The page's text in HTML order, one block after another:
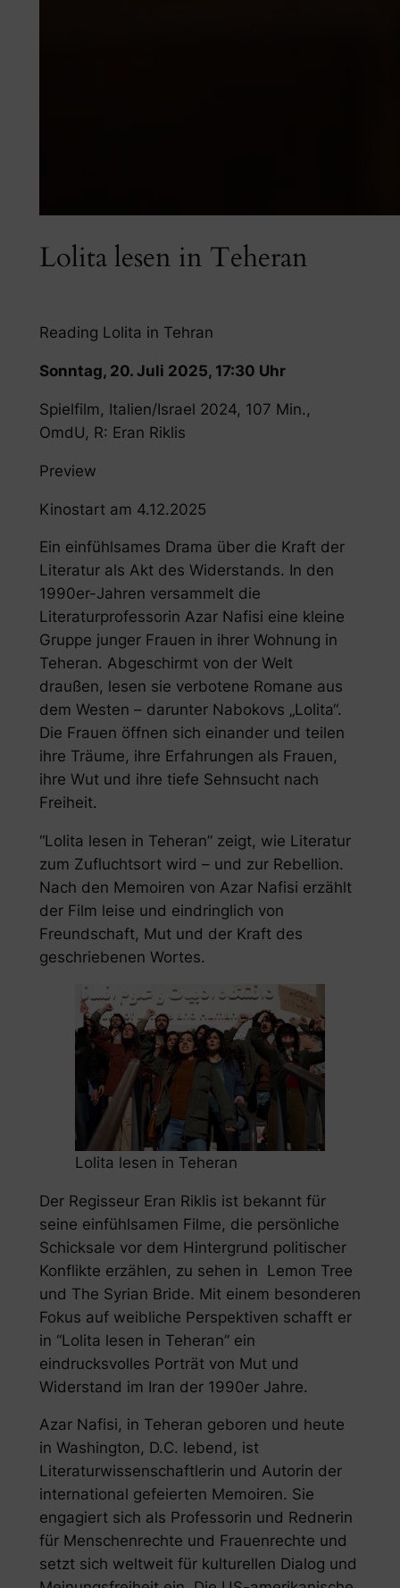
Lolita lesen in Teheran
Reading Lolita in Tehran
Sonntag, 20. Juli 2025, 17:30 Uhr
Spielfilm, Italien/Israel 2024, 107 Min.,
OmdU, R: Eran Riklis
Preview
Kinostart am 4.12.2025
Ein einfühlsames Drama über die Kraft der
Literatur als Akt des Widerstands. In den
1990er-Jahren versammelt die
Literaturprofessorin Azar Nafisi eine kleine
Gruppe junger Frauen in ihrer Wohnung in
Teheran. Abgeschirmt von der Welt
draußen, lesen sie verbotene Romane aus
dem Westen – darunter Nabokovs „Lolita“.
Die Frauen öffnen sich einander und teilen
ihre Träume, ihre Erfahrungen als Frauen,
ihre Wut und ihre tiefe Sehnsucht nach
Freiheit.
“Lolita lesen in Teheran” zeigt, wie Literatur
zum Zufluchtsort wird – und zur Rebellion.
Nach den Memoiren von Azar Nafisi erzählt
der Film leise und eindringlich von
Freundschaft, Mut und der Kraft des
geschriebenen Wortes.
Lolita lesen in Teheran
Der Regisseur Eran Riklis ist bekannt für
seine einfühlsamen Filme, die persönliche
Schicksale vor dem Hintergrund politischer
Konflikte erzählen, zu sehen in Lemon Tree
und The Syrian Bride. Mit einem besonderen
Fokus auf weibliche Perspektiven schafft er
in “Lolita lesen in Teheran” ein
eindrucksvolles Porträt von Mut und
Widerstand im Iran der 1990er Jahre.
Azar Nafisi, in Teheran geboren und heute
in Washington, D.C. lebend, ist
Literaturwissenschaftlerin und Autorin der
international gefeierten Memoiren. Sie
engagiert sich als Professorin und Rednerin
für Menschenrechte und Frauenrechte und
setzt sich weltweit für kulturellen Dialog und